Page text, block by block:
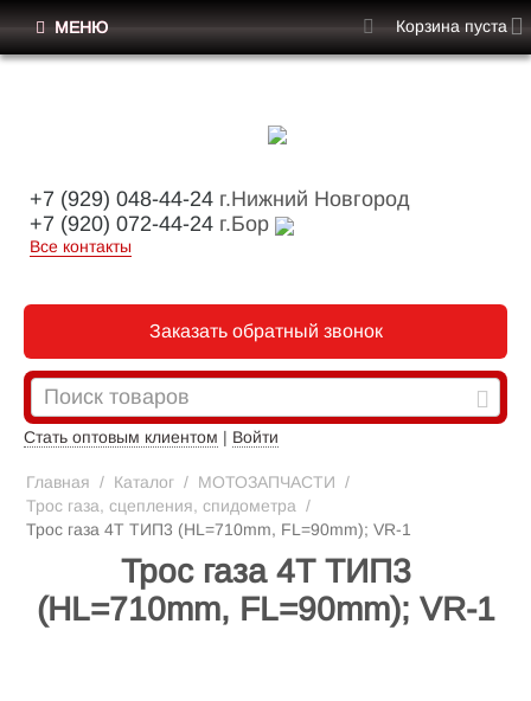
+7 (929) 048-44-24 г.Нижний Новгород
+7 (920) 072-44-24 г.Бор
Все контакты
Заказать обратный звонок
Стать оптовым клиентом | Войти
МЕНЮ Корзина пуста
Главная / Каталог / МОТОЗАПЧАСТИ /
Трос газа, сцепления, спидометра /
Трос газа 4Т ТИП3 (HL=710mm, FL=90mm); VR-1
Трос газа 4Т ТИП3
(HL=710mm, FL=90mm); VR-1